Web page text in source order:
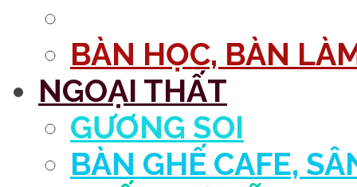
BÀN HỌC, BÀN
NGOẠI THẤT
GƯƠNG SOI
BÀN GHẾ CAFE,